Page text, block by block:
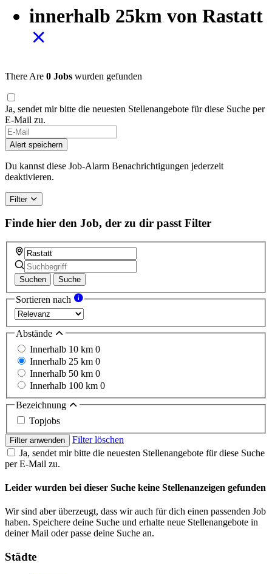
innerhalb 25km von Rastatt
There Are 0 Jobs wurden gefunden
Ja, sendet mir bitte die neuesten Stellenangebote für diese Suche per
E-Mail zu.
Alert speichern
Du kannst diese Job-Alarm Benachrichtigungen jederzeit
deaktivieren.
Filter
Finde hier den Job, der zu dir passt Filter
Suchen Suche
Sortieren nach
Abstände
Innerhalb 10 km 0
Innerhalb 25 km 0
Innerhalb 50 km 0
Innerhalb 100 km 0
Bezeichnung
Topjobs
Filter anwenden
Filter löschen
Ja, sendet mir bitte die neuesten Stellenangebote für diese Suche
per E-Mail zu.
Leider wurden bei dieser Suche keine Stellenanzeigen gefunden
Wir sind aber überzeugt, dass wir auch für dich einen passenden Job
haben. Speichere deine Suche und erhalte neue Stellenangebote in
deiner Mail oder passe deine Suche an.
Städte